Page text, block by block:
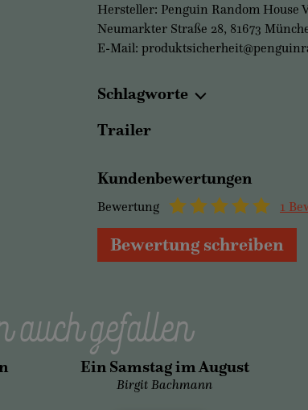
Hersteller: Penguin Random House
Neumarkter Straße 28, 81673
E-Mail:
Schlagworte
Trailer
Kundenbewertungen
Bewertung 1
Bewertung schreiben
auch gefallen
Ein Samstag im August
Birgit Bachmann